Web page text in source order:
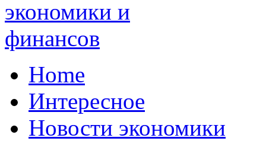
Home
Интересное
Новости экономики